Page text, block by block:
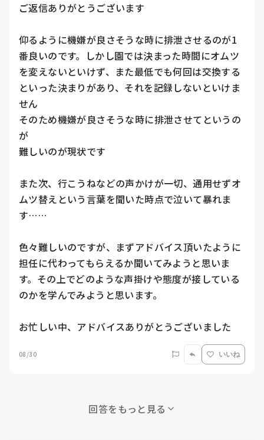
ご返信ありがとうございます
仰るように機嫌が良さそうな時に排泄させるのが1
番良いのです。しかし園では決まった時間にオムツ
を変えないといけず、また最低でも何回は交換する
といった決まりがあり、それを記録しないといけま
せん
そのため機嫌が良さそうな時に排泄させてというの
が
難しいのが現状です
また次、行こうねなどの声かけが一切、通用せずオ
ムツ替えという言葉を聞いた時点で泣いて暴れま
す……
色々難しいのですが、まずアドバイス頂いたように
担任に代わってもらえるか聞いてみようと思いま
す。その上でどのような声掛けや態度が接している
のかを学んでみようと思います。
お忙しい中、アドバイスありがとうございました
08/30 いいね
回答をもっと見る